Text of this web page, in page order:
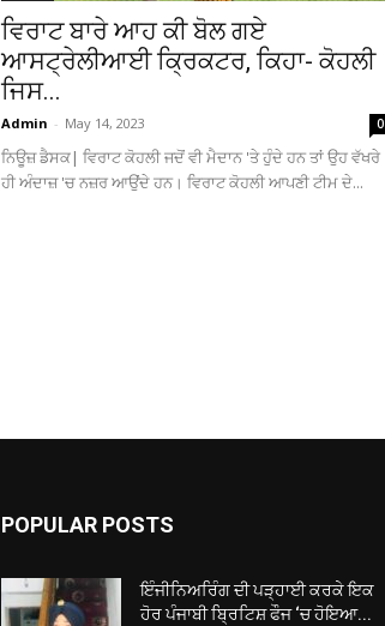
ਵਿਰਾਟ ਬਾਰੇ ਆਹ ਕੀ ਬੋਲ ਗਏ
ਆਸਟ੍ਰੇਲੀਆਈ ਕ੍ਰਿਕਟਰ, ਕਿਹਾ- ਕੋਹਲੀ
ਜਿਸ...
Admin - May 14, 2023 0
ਨਿਊਜ਼ ਡੈਸਕ| ਵਿਰਾਟ ਕੋਹਲੀ ਜਦੋਂ ਵੀ ਮੈਦਾਨ 'ਤੇ ਹੁੰਦੇ ਹਨ ਤਾਂ ਉਹ ਵੱਖਰੇ
ਹੀ ਅੰਦਾਜ਼ 'ਚ ਨਜ਼ਰ ਆਉਂਦੇ ਹਨ। ਵਿਰਾਟ ਕੋਹਲੀ ਆਪਣੀ ਟੀਮ ਦੇ...
POPULAR POSTS
ਇੰਜੀਨਿਅਰਿੰਗ ਦੀ ਪੜ੍ਹਾਈ ਕਰਕੇ ਇਕ
ਹੋਰ ਪੰਜਾਬੀ ਬ੍ਰਿਟਿਸ਼ ਫੌਜ ‘ਚ ਹੋਇਆ...